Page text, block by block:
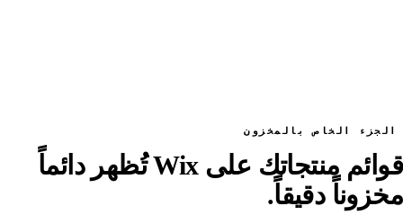
الجزء الخاص بالمخزون
قوائم منتجاتك على Wix تُظهر دائماً
مخزوناً دقيقاً.